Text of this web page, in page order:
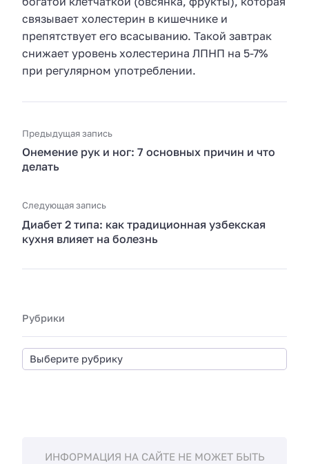
связывает холестерин в кишечнике и
препятствует его всасыванию. Такой завтрак
снижает уровень холестерина ЛПНП на 5-7%
при регулярном употреблении.
Предыдущая запись
Онемение рук и ног: 7 основных причин и что
делать
Следующая запись
Диабет 2 типа: как традиционная узбекская
кухня влияет на болезнь
Рубрики
ИНФОРМАЦИЯ НА САЙТЕ НЕ МОЖЕТ БЫТЬ